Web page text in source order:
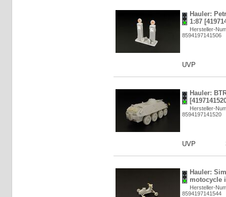
Hauler:
1:87
Hersteller-
8594197141506
UVP
Hauler:
Hersteller-
8594197141520
UVP
Hauler:
motocycle
Hersteller-
8594197141544